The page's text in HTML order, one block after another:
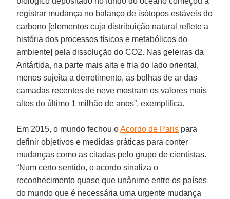
registrar mudança no balanço de isótopos estáveis do
carbono [elementos cuja distribuição natural reflete a
história dos processos físicos e metabólicos do
ambiente] pela dissolução do CO2. Nas geleiras da
Antártida, na parte mais alta e fria do lado oriental,
menos sujeita a derretimento, as bolhas de ar das
camadas recentes de neve mostram os valores mais
altos do último 1 milhão de anos”, exemplifica.
Em 2015, o mundo fechou oAcordo de Paris para
definir objetivos e medidas práticas para conter
mudanças como as citadas pelo grupo de cientistas.
“Num certo sentido, o acordo sinaliza o
reconhecimento quase que unânime entre os países
do mundo que é necessária uma urgente mudança